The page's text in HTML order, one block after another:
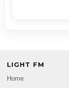
LIGHT FM
Home